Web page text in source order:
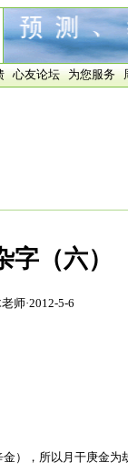
心友论坛 为您服务
字（六）
师·2012-5-6
），所以月干庚金